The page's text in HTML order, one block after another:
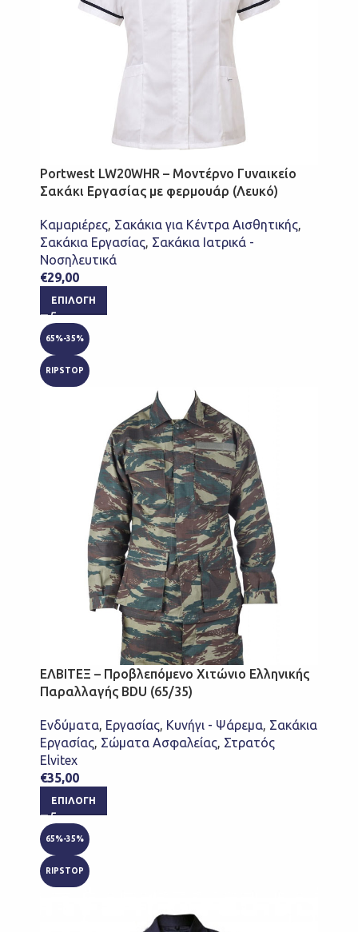
Portwest LW20WHR – Μοντέρνο Γυναικείο
Σακάκι Εργασίας με φερμουάρ (Λευκό)
Καμαριέρες, Σακάκια για Κέντρα Αισθητικής,
Σακάκια Εργασίας, Σακάκια Ιατρικά -
Νοσηλευτικά
€29,00
ΕΠΙΛΟΓΉ
65%-35%
RIPSTOP
ΕΛΒΙΤΕΞ – Προβλεπόμενο Χιτώνιο Ελληνικής
Παραλλαγής BDU (65/35)
Ενδύματα, Εργασίας, Κυνήγι - Ψάρεμα, Σακάκια
Εργασίας, Σώματα Ασφαλείας, Στρατός
Elvitex
€35,00
ΕΠΙΛΟΓΉ
65%-35%
RIPSTOP